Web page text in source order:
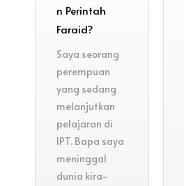
n Perintah
Faraid?
Saya seorang
perempuan
yang sedang
melanjutkan
pelajaran di
IPT. Bapa saya
meninggal
dunia kira-